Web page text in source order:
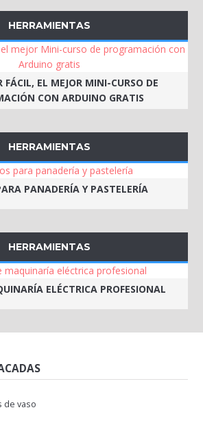
HERRAMIENTAS
FÁCIL, EL MEJOR MINI-CURSO DE
CON ARDUINO GRATIS
HERRAMIENTAS
PANADERÍA Y PASTELERÍA
HERRAMIENTAS
ELÉCTRICA PROFESIONAL
de vaso